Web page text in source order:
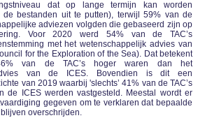
dat op lange termijn kan worden
de bestanden uit te putten), terwijl 59% van de
adviezen volgden die gebaseerd zijn op
Voor 2020 werd 54% van de TAC’s
met het wetenschappelijk advies van
for the Exploration of the Sea). Dat betekent
van de TAC’s hoger waren dan het
van de ICES. Bovendien is dit een
van 2019 waarbij 'slechts’ 41% van de TAC’s
de ICES werden vastgesteld. Meestal wordt er
gegeven om te verklaren dat bepaalde
overschrijden.